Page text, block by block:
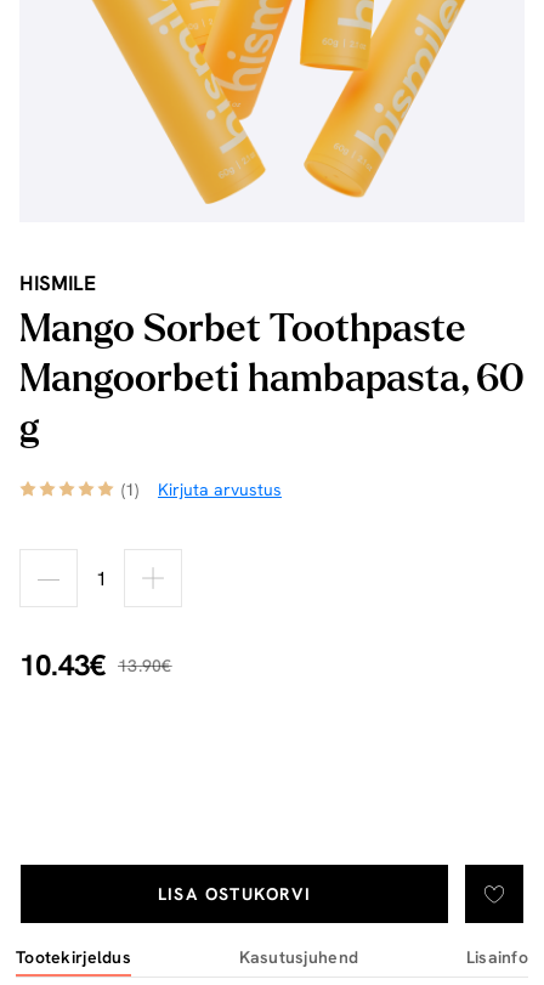
HISMILE
Mango Sorbet Toothpaste
Mangoorbeti hambapasta, 60
g
(1) Kirjuta arvustus
10.43€ 13.90€
LISA OSTUKORVI
Tootekirjeldus Kasutusjuhend Lisainfo